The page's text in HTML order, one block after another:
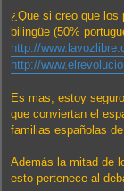
j
e
¿Que si creo que los
bilingüe (50%
http://
http://
Es mas, estoy
que conviertan el
familias españolas
Además la mitad de
esto pertenece al